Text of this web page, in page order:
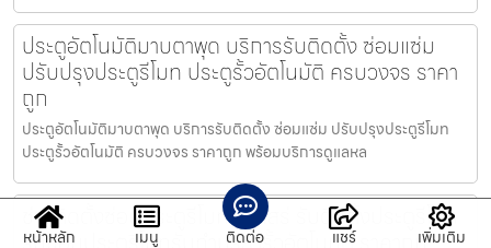
ประตูอัตโนมัติมาบตาพุด บริการรับติดตั้ง ซ่อมแซ่ม
ปรับปรุงประตูรีโมท ประตูรั้วอัตโนมัติ ครบวงจร ราคา
ถูก
ประตูอัตโนมัติมาบตาพุด บริการรับติดตั้ง ซ่อมแซ่ม ปรับปรุงประตูรีโมท
ประตูรั้วอัตโนมัติ ครบวงจร ราคาถูก พร้อมบริการดูแลหล
ช่างติดตั้งซ่อมประตูรีโมทบางเสร่ รับติดตั้งประตูรีโมท
หน้าหลัก เมนู ติดต่อ แชร์ เพิ่มเติม